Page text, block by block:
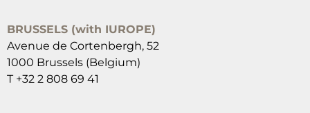
BRUSSELS (with IUROPE)
Avenue de Cortenbergh, 52
1000 Brussels (Belgium)
T +32 2 808 69 41